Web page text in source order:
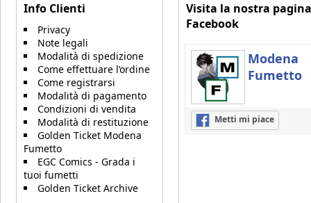
Info Clienti
Privacy
Note legali
Modalità di spedizione
Come effettuare l’ordine
Come registrarsi
Modalità di pagamento
Condizioni di vendita
Modalità di restituzione
Golden Ticket Modena
Fumetto
EGC Comics - Grada i
tuoi fumetti
Golden Ticket Archive
Visita la nostra pagina
Facebook
Modena
Fumetto
Metti mi piace